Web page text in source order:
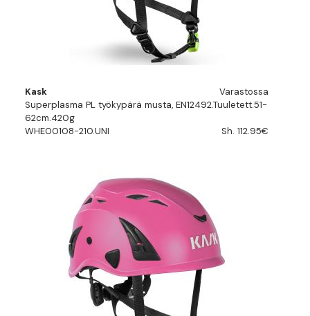
Kask
Varastossa
Superplasma PL työkypärä musta, EN12492.Tuuletett.51-
62cm.420g
WHE00108-210.UNI
Sh. 112.95€